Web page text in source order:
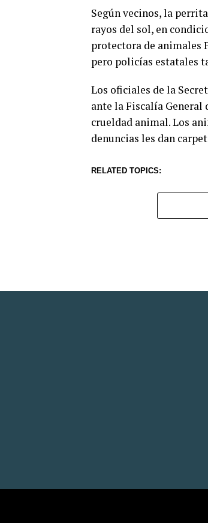
Según vecinos, la
rayos del sol, en
protectora de animales
pero policías estatales
Los oficiales de la
ante la Fiscalía General
crueldad animal. Los
denuncias les dan
RELATED TOPICS: